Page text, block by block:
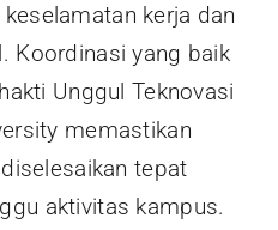
kerja dan
Koordinasi yang baik
Unggul Teknovasi
memastikan
tepat
aktivitas kampus.